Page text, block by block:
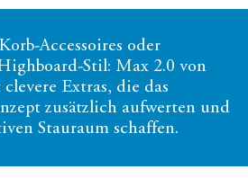
Accessoires oder
Stil: Max 2.0 von
Extras, die das
zusätzlich aufwerten und
Stauraum schaffen.